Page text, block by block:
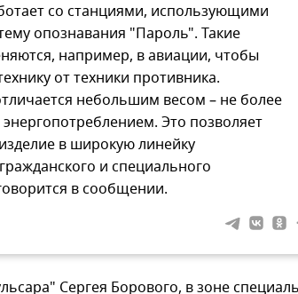
со станциями, использующими
опознавания "Пароль". Такие
например, в авиации, чтобы
от техники противника.
небольшим весом – не более
энергопотреблением. Это позволяет
в широкую линейку
и специального
в сообщении.
Сергея Борового, в зоне